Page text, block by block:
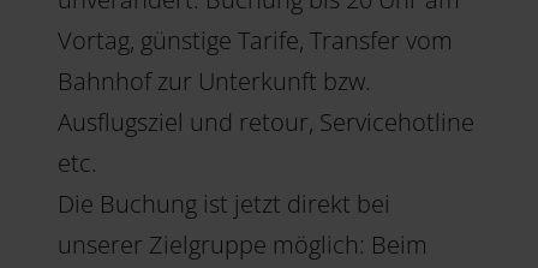
Vortag, günstige Tarife, Transfer vom
Bahnhof zur Unterkunft bzw.
Ausflugsziel und retour, Servicehotline
etc.
Die Buchung ist jetzt direkt bei
unserer Zielgruppe möglich: Beim